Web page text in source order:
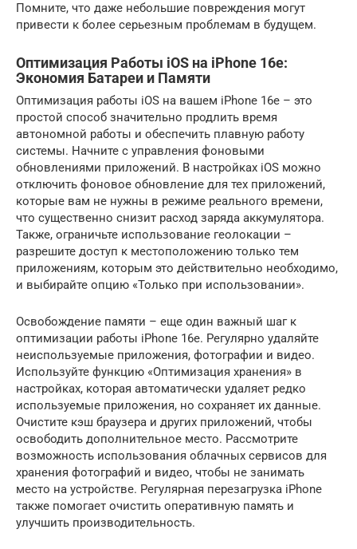
Помните, что даже небольшие повреждения могут
привести к более серьезным проблемам в будущем.
Оптимизация Работы iOS на iPhone 16e:
Экономия Батареи и Памяти
Оптимизация работы iOS на вашем iPhone 16e – это
простой способ значительно продлить время
автономной работы и обеспечить плавную работу
системы. Начните с управления фоновыми
обновлениями приложений. В настройках iOS можно
отключить фоновое обновление для тех приложений,
которые вам не нужны в режиме реального времени,
что существенно снизит расход заряда аккумулятора.
Также, ограничьте использование геолокации –
разрешите доступ к местоположению только тем
приложениям, которым это действительно необходимо,
и выбирайте опцию «Только при использовании».
Освобождение памяти – еще один важный шаг к
оптимизации работы iPhone 16e. Регулярно удаляйте
неиспользуемые приложения, фотографии и видео.
Используйте функцию «Оптимизация хранения» в
настройках, которая автоматически удаляет редко
используемые приложения, но сохраняет их данные.
Очистите кэш браузера и других приложений, чтобы
освободить дополнительное место. Рассмотрите
возможность использования облачных сервисов для
хранения фотографий и видео, чтобы не занимать
место на устройстве. Регулярная перезагрузка iPhone
также помогает очистить оперативную память и
улучшить производительность.